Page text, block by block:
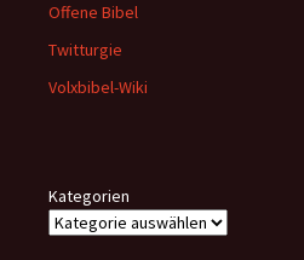
Offene Bibel
Twitturgie
Volxbibel-Wiki
Kategorien